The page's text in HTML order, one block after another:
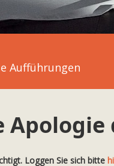
Aufführungen
Apologie
Loggen Sie sich bitte